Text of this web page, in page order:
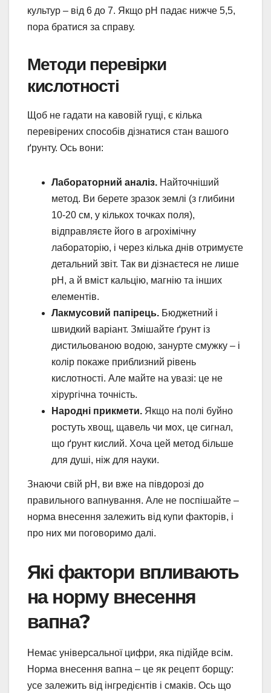
культур – від 6 до 7. Якщо pH падає нижче 5,5,
пора братися за справу.
Методи перевірки
кислотності
Щоб не гадати на кавовій гущі, є кілька
перевірених способів дізнатися стан вашого
ґрунту. Ось вони:
Лабораторний аналіз. Найточніший
метод. Ви берете зразок землі (з глибини
10-20 см, у кількох точках поля),
відправляєте його в агрохімічну
лабораторію, і через кілька днів отримуєте
детальний звіт. Так ви дізнаєтеся не лише
pH, а й вміст кальцію, магнію та інших
елементів.
Лакмусовий папірець. Бюджетний і
швидкий варіант. Змішайте ґрунт із
дистильованою водою, занурте смужку – і
колір покаже приблизний рівень
кислотності. Але майте на увазі: це не
хірургічна точність.
Народні прикмети. Якщо на полі буйно
ростуть хвощ, щавель чи мох, це сигнал,
що ґрунт кислий. Хоча цей метод більше
для душі, ніж для науки.
Знаючи свій pH, ви вже на півдорозі до
правильного вапнування. Але не поспішайте –
норма внесення залежить від купи факторів, і
про них ми поговоримо далі.
Які фактори впливають
на норму внесення
вапна?
Немає універсальної цифри, яка підійде всім.
Норма внесення вапна – це як рецепт борщу:
усе залежить від інгредієнтів і смаків. Ось що